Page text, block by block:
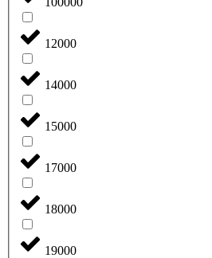
12000
14000
15000
17000
18000
19000